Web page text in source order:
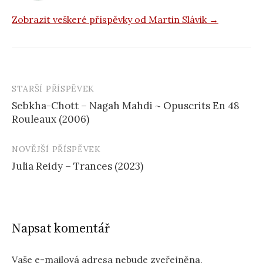
Zobrazit veškeré příspěvky od Martin Slávik →
Navigace
příspěvku
STARŠÍ PŘÍSPĚVEK
Sebkha-Chott – Nagah Mahdi ~ Opuscrits En 48
Rouleaux (2006)
NOVĚJŠÍ PŘÍSPĚVEK
Julia Reidy – Trances (2023)
Napsat komentář
Vaše e-mailová adresa nebude zveřejněna.